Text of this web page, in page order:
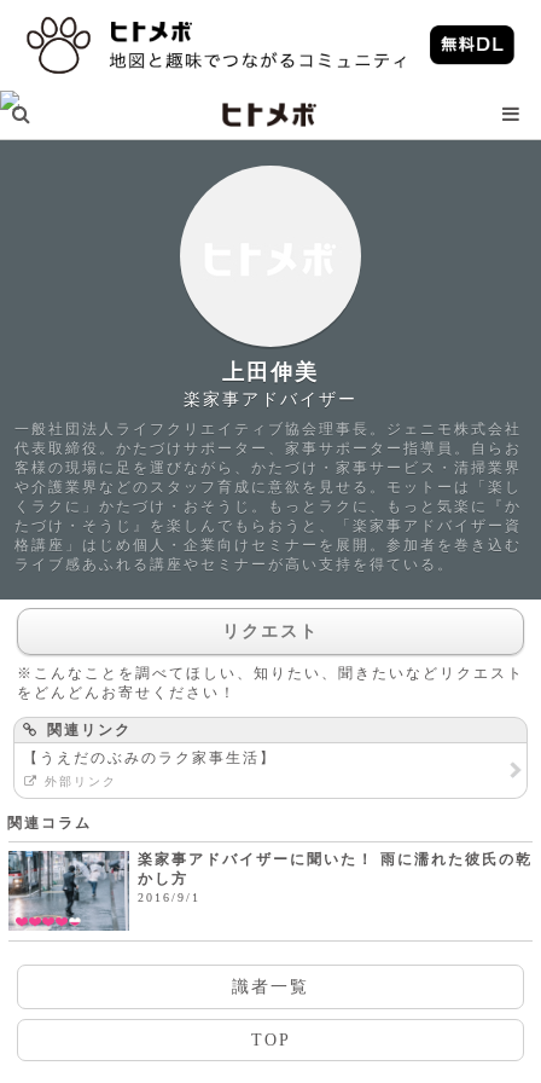
上田伸美
楽家事アドバイザー
一般社団法人ライフクリエイティブ協会理事長。ジェニモ株式会社
代表取締役。かたづけサポーター、家事サポーター指導員。自らお
客様の現場に足を運びながら、かたづけ・家事サービス・清掃業界
や介護業界などのスタッフ育成に意欲を見せる。モットーは「楽し
くラクに」かたづけ・おそうじ。もっとラクに、もっと気楽に『か
たづけ・そうじ』を楽しんでもらおうと、「楽家事アドバイザー資
格講座」はじめ個人・企業向けセミナーを展開。参加者を巻き込む
ライブ感あふれる講座やセミナーが高い支持を得ている。
リクエスト
※こんなことを調べてほしい、知りたい、聞きたいなどリクエスト
をどんどんお寄せください！
関連リンク
【うえだのぶみのラク家事生活】
外部リンク
関連コラム
楽家事アドバイザーに聞いた！ 雨に濡れた彼氏の乾
かし方
2016/9/1
識者一覧
TOP